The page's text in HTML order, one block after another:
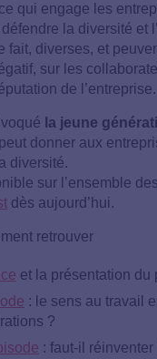
qui engage les
la diversité et
fait, diverses, et
sur les
de l’entreprise.
la jeune
donner aux
diversité.
sur l’ensemble des
dès aujourd’hui.
retrouver
et la présentation du
: le sens au travail
?
: faut-il